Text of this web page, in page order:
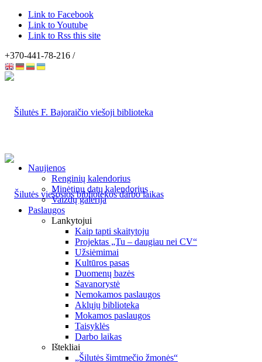
Link to Facebook
Link to Youtube
Link to Rss this site
+370-441-78-216 /
Naujienos
Renginių kalendorius
Minėtinų datų kalendorius
Vaizdų galerija
Paslaugos
Lankytojui
Kaip tapti skaitytoju
Projektas „Tu – daugiau nei CV“
Užsiėmimai
Kultūros pasas
Duomenų bazės
Savanorystė
Nemokamos paslaugos
Aklųjų biblioteka
Mokamos paslaugos
Taisyklės
Darbo laikas
Ištekliai
„Šilutės šimtmečio žmonės“